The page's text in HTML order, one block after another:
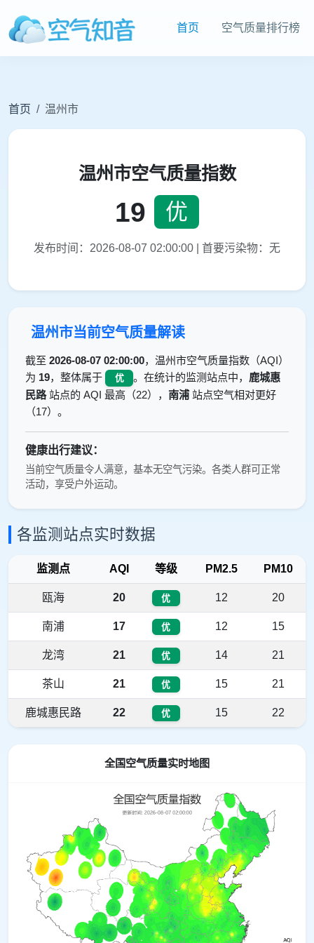
首页 空气质量排行榜
首页 温州市
温州市空气质量指数
19 优
发布时间：2026-08-07 02:00:00 | 首要污染物：无
温州市当前空气质量解读
截至 2026-08-07 02:00:00，温州市空气质量指数（AQI）
为 19，整体属于 优 。在统计的监测站点中， 鹿城惠
民路站点的 AQI 最高（22）， 南浦站点空气相对更好
（17）。
健康出行建议：
当前空气质量令人满意，基本无空气污染。各类人群可正常
活动，享受户外运动。
各监测站点实时数据
监测点 AQI 等级 PM2.5 PM10
瓯海 20 优 12 20
南浦 17 优 12 15
龙湾 21 优 14 21
茶山 21 优 15 21
鹿城惠民路 22 优 15 22
全国空气质量实时地图